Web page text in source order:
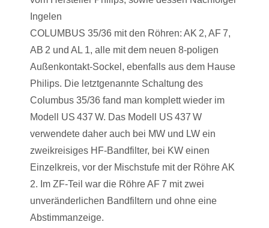
Ingelen
COLUMBUS 35/36 mit den Röhren: AK 2, AF 7,
AB 2 und AL 1, alle mit dem neuen 8-poligen
Außenkontakt-Sockel, ebenfalls aus dem Hause
Philips. Die letztgenannte Schaltung des
Columbus 35/36 fand man komplett wieder im
Modell US 437 W. Das Modell US 437 W
verwendete daher auch bei MW und LW ein
zweikreisiges HF-Bandfilter, bei KW einen
Einzelkreis, vor der Mischstufe mit der Röhre AK
2. Im ZF-Teil war die Röhre AF 7 mit zwei
unveränderlichen Bandfiltern und ohne eine
Abstimmanzeige.